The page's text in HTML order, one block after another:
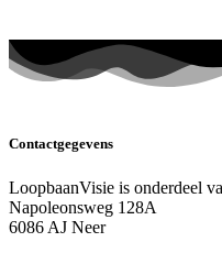
Contactgegevens
LoopbaanVisie is onderdeel
Napoleonsweg 128A
6086 AJ Neer